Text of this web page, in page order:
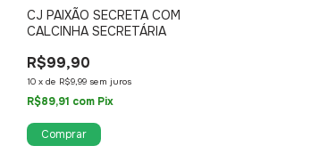
CJ PAIXÃO SECRETA COM
CALCINHA SECRETÁRIA
R$99,90
10 xde R$9,99 sem juros
R$89,91 com Pix
Comprar